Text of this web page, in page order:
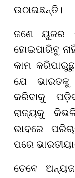
ଉଠାଇଛନ୍ତି।
ଜଣେ ୟୁଜର
ହୋଇପାରିବୁ
କାମ
ଯେ ଭାରତକୁ
କରିବାକୁ
ରାଜ୍ୟକୁ
ଭାବରେ
ପରେ
ତେବେ